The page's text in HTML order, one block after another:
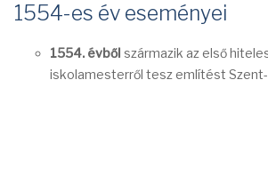
1554-es év eseményei
1554. évből származik az első
iskolamesterről tesz említést